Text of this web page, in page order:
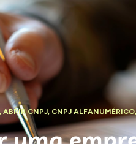
,ABRIR CNPJ, CNPJ ALFANUMÉRICO,